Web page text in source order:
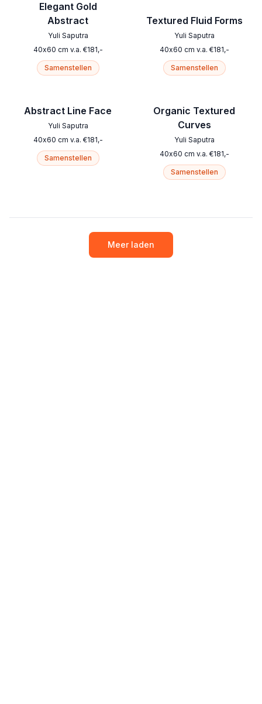
Elegant Gold
Abstract
Yuli Saputra
40x60 cm v.a. €181,-
Samenstellen
Abstract Line Face
Yuli Saputra
40x60 cm v.a. €181,-
Samenstellen
Textured Fluid Forms
Yuli Saputra
40x60 cm v.a. €181,-
Samenstellen
Organic Textured
Curves
Yuli Saputra
40x60 cm v.a. €181,-
Samenstellen
Meer laden